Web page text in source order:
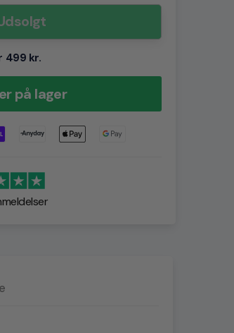
499 kr.
på lager